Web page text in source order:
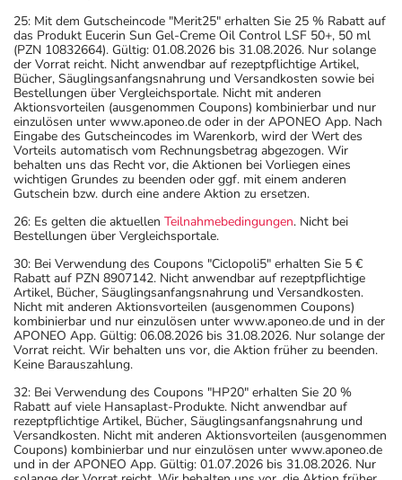
25: Mit dem Gutscheincode "Merit25" erhalten Sie 25 % Rabatt auf
das Produkt Eucerin Sun Gel-Creme Oil Control LSF 50+, 50 ml
(PZN 10832664). Gültig: 01.08.2026 bis 31.08.2026. Nur solange
der Vorrat reicht. Nicht anwendbar auf rezeptpflichtige Artikel,
Bücher, Säuglingsanfangsnahrung und Versandkosten sowie bei
Bestellungen über Vergleichsportale. Nicht mit anderen
Aktionsvorteilen (ausgenommen Coupons) kombinierbar und nur
einzulösen unter www.aponeo.de oder in der APONEO App. Nach
Eingabe des Gutscheincodes im Warenkorb, wird der Wert des
Vorteils automatisch vom Rechnungsbetrag abgezogen. Wir
behalten uns das Recht vor, die Aktionen bei Vorliegen eines
wichtigen Grundes zu beenden oder ggf. mit einem anderen
Gutschein bzw. durch eine andere Aktion zu ersetzen.
26: Es gelten die aktuellen Teilnahmebedingungen. Nicht bei
Bestellungen über Vergleichsportale.
30: Bei Verwendung des Coupons "Ciclopoli5" erhalten Sie 5 €
Rabatt auf PZN 8907142. Nicht anwendbar auf rezeptpflichtige
Artikel, Bücher, Säuglingsanfangsnahrung und Versandkosten.
Nicht mit anderen Aktionsvorteilen (ausgenommen Coupons)
kombinierbar und nur einzulösen unter www.aponeo.de und in der
APONEO App. Gültig: 06.08.2026 bis 31.08.2026. Nur solange der
Vorrat reicht. Wir behalten uns vor, die Aktion früher zu beenden.
Keine Barauszahlung.
32: Bei Verwendung des Coupons "HP20" erhalten Sie 20 %
Rabatt auf viele Hansaplast-Produkte. Nicht anwendbar auf
rezeptpflichtige Artikel, Bücher, Säuglingsanfangsnahrung und
Versandkosten. Nicht mit anderen Aktionsvorteilen (ausgenommen
Coupons) kombinierbar und nur einzulösen unter www.aponeo.de
und in der APONEO App. Gültig: 01.07.2026 bis 31.08.2026. Nur